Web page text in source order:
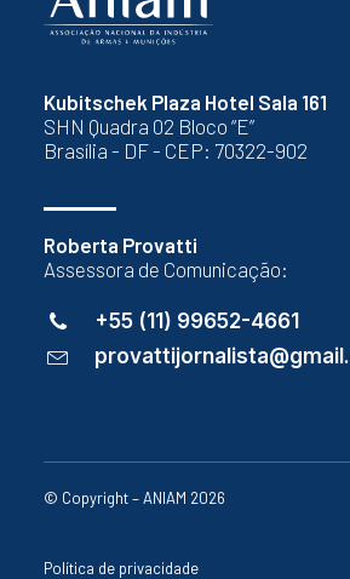
Kubitschek Plaza Hotel Sala 161
SHN Quadra 02 Bloco “E”
Brasília - DF - CEP: 70322-902
Roberta Provatti
Assessora de Comunicação:
+55 (11) 99652-4661
© Copyright – ANIAM 2026
Política de privacidade